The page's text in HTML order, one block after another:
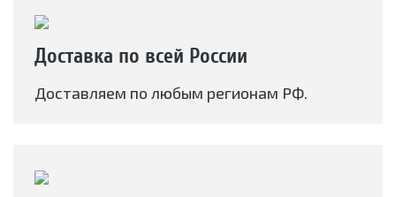
Доставка по всей России
Доставляем по любым регионам РФ.